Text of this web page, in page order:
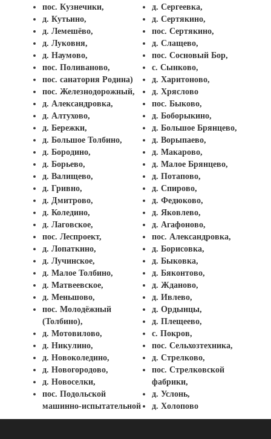
пос. Кузнечики,
д. Кутьино,
д. Лемешёво,
д. Луковня,
д. Наумово,
пос. Поливаново,
пос. санатория Родина)
пос. Железнодорожный,
д. Александровка,
д. Алтухово,
д. Бережки,
д. Большое Толбино,
д. Бородино,
д. Борьево,
д. Валищево,
д. Гривно,
д. Дмитрово,
д. Коледино,
д. Лаговское,
пос. Леспроект,
д. Лопаткино,
д. Лучинское,
д. Малое Толбино,
д. Матвеевское,
д. Меньшово,
пос. Молодёжный
(Толбино),
д. Мотовилово,
д. Никулино,
д. Новоколедино,
д. Новогородово,
д. Новоселки,
пос. Подольской
машинно-испытательной
д. Сергеевка,
д. Сертякино,
пос. Сертякино,
д. Слащево,
пос. Сосновый Бор,
с. Сынково,
д. Харитоново,
д. Хряслово
пос. Быково,
д. Боборыкино,
д. Большое Брянцево,
д. Ворыпаево,
д. Макарово,
д. Малое Брянцево,
д. Потапово,
д. Спирово,
д. Федюково,
д. Яковлево,
д. Агафоново,
пос. Александровка,
д. Борисовка,
д. Быковка,
д. Бяконтово,
д. Жданово,
д. Ивлево,
д. Ордынцы,
д. Плещеево,
с. Покров,
пос. Сельхозтехника,
д. Стрелково,
пос. Стрелковской
фабрики,
д. Услонь,
д. Холопово